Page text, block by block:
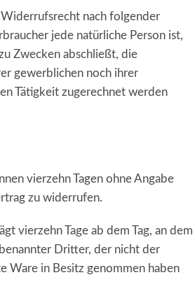
nach folgender
jede natürliche Person ist,
Zwecken abschließt, die
gewerblichen noch ihrer
Tätigkeit zugerechnet werden
vierzehn Tagen ohne Angabe
zu widerrufen.
vierzehn Tage ab dem Tag, an dem
Dritter, der nicht der
Ware in Besitz genommen haben